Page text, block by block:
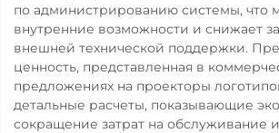
по администрированию системы, что
внутренние возможности и снижает
внешней технической поддержки.
ценность, представленная в
предложениях на проекторы
детальные расчеты, показывающие
сокращение затрат на обслуживание